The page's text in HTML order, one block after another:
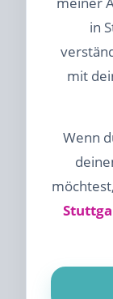
in
mit
Wenn